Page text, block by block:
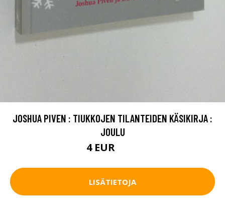
JOSHUA PIVEN : TIUKKOJEN TILANTEIDEN KÄSIKIRJA :
JOULU
4 EUR
LISÄTIETOJA